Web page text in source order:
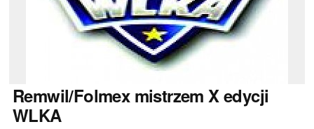
Remwil/Folmexmistrzem X edycji
WLKA